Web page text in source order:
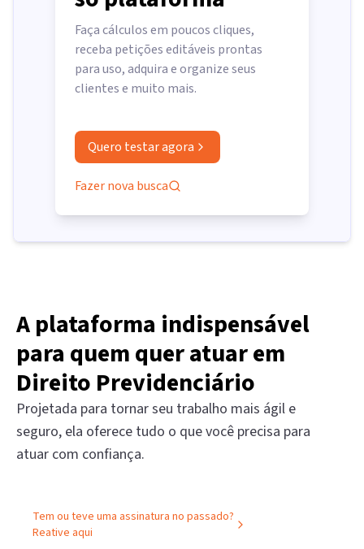
Faça cálculos em poucos cliques,
receba petições editáveis prontas
para uso, adquira e organize seus
clientes e muito mais.
Quero testar agora
Fazer nova busca
A plataforma indispensável
para quem quer atuar em
Direito Previdenciário
Projetada para tornar seu trabalho mais ágil e
seguro, ela oferece tudo o que você precisa para
atuar com confiança.
Tem ou teve uma assinatura no passado?
Reative aqui